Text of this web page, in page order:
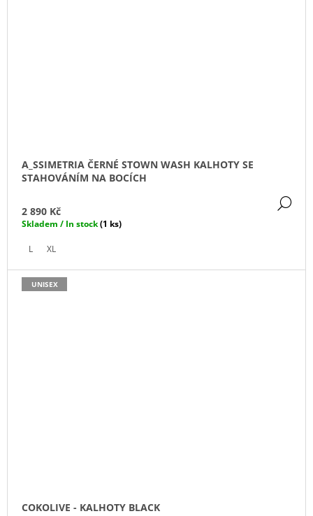
A_SSIMETRIA ČERNÉ STOWN WASH KALHOTY SE
STAHOVÁNÍM NA BOCÍCH
2 890 Kč
Skladem / In stock(1 ks)
L XL
UNISEX
COKOLIVE - KALHOTY BLACK